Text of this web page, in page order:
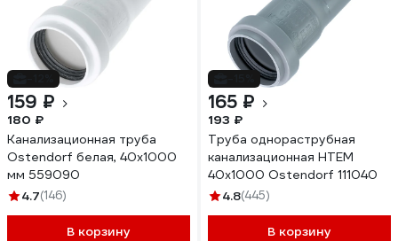
159 ₽
180 ₽
Канализационная труба
Ostendorf белая, 40x1000
мм 559090
4.7(146)
В корзину
165 ₽
193 ₽
Труба однораструбная
канализационная HTEM
40х1000 Ostendorf 111040
4.8(445)
В корзину